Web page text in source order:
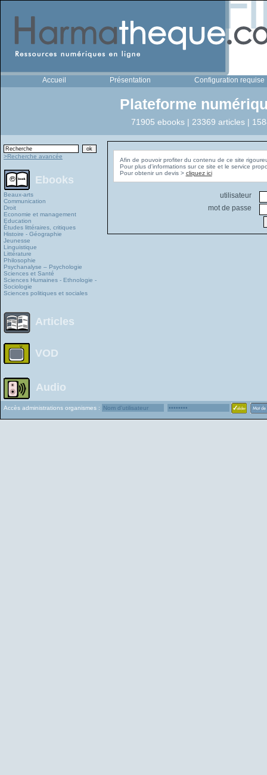
Accueil Présentation Configuration requise
Plateforme
71905 ebooks | 23369 articles |
>Recherche avancée
Ebooks
Beaux-arts
Communication
Droit
Economie et management
Education
Études littéraires, critiques
Histoire - Géographie
Jeunesse
Linguistique
Littérature
Philosophie
Psychanalyse – Psychologie
Sciences et Santé
Sciences Humaines - Ethnologie -
Sociologie
Sciences politiques et sociales
Articles
VOD
Audio
Afin de pouvoir profiter du contenu de ce site
Pour plus d'informations sur ce site et le service
Pour obtenir un devis > cliquez ici
utilisateur
mot de passe
Accès administrations organismes :